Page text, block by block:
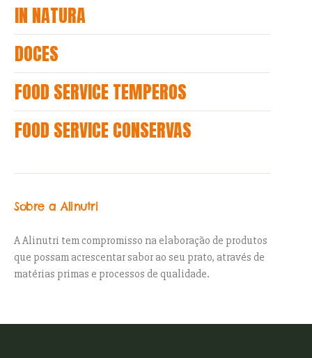
IN NATURA
DOCES
FOOD SERVICE TEMPEROS
FOOD SERVICE CONSERVAS
Sobre a Alinutri
A Alinutri tem compromisso na elaboração de produtos
que possam acrescentar sabor ao seu prato, através de
matérias primas e processos de qualidade.